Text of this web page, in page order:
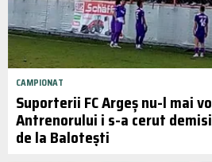
CAMPIONAT
Suporterii FC Argeș nu-l mai
Antrenorului i s-a cerut
de la Balotești